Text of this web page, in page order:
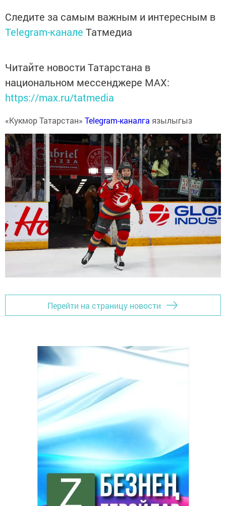
Следите за самым важным и интересным в
Telegram-канале Татмедиа
Читайте новости Татарстана в
национальном мессенджере MАХ:
https://max.ru/tatmedia
«Кукмор Татарстан» Telegram-каналга язылыгыз
Перейти на страницу новости